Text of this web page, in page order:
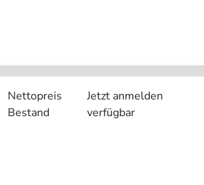
Nettopreis
Jetzt anmelden
Bestand
verfügbar